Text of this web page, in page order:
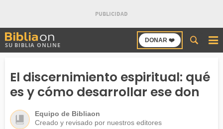
SU BIBLIA ONLINE
DONAR ❤️
Buscar
en
El discernimiento espiritual: qué
es y cómo desarrollar ese don
Equipo de Bibliaon
Creado y revisado por nuestros editores